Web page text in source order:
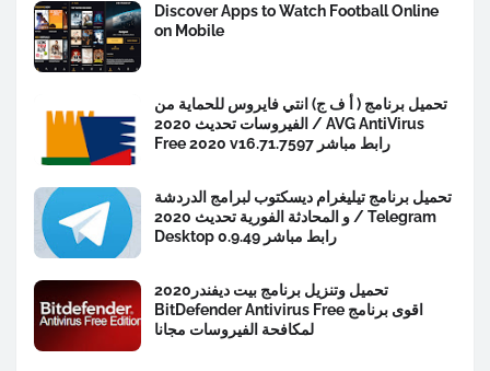
Discover Apps to Watch Football Online
on Mobile
تحميل برنامج ( أ ف ج) انتي فايروس للحماية من
الفيروسات تحديث 2020 / AVG AntiVirus
Free 2020 v16.71.7597 رابط مباشر
تحميل برنامج تيليغرام ديسكتوب لبرامج الدردشة
و المحادثة الفورية تحديث 2020 / Telegram
Desktop 0.9.49 رابط مباشر
تحميل وتنزيل برنامج بيت ديفندر2020
BitDefender Antivirus Free اقوى برنامج
لمكافحة الفيروسات مجانا